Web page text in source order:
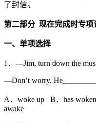
了封信。
第二部分 现在完成时专项
一、单项选择
1．—Jim, turn down the
—Don’t worry.
A．woke up B．has
awake